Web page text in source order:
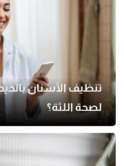
تنظيف الأسنان
لصحة اللثة؟